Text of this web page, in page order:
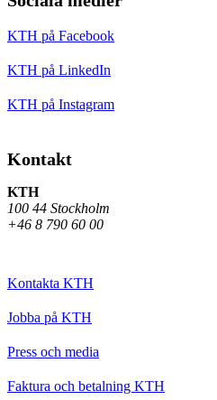
KTH på Facebook
KTH på LinkedIn
KTH på Instagram
Kontakt
KTH
100 44 Stockholm
+46 8 790 60 00
Kontakta KTH
Jobba på KTH
Press och media
Faktura och betalning KTH